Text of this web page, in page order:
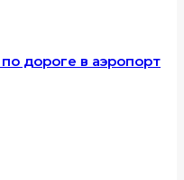
дороге в аэропорт